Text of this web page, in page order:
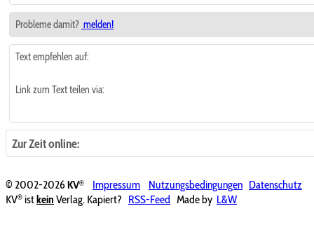
Probleme damit? melden!
Text empfehlen auf:
Link zum Text teilen via:
Zur Zeit online:
© 2002-2026KV® Impressum Nutzungsbedingungen Datenschutz
KV® ist kein Verlag. Kapiert? RSS-Feed Made by L&W